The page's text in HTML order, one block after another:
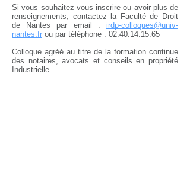
Si vous souhaitez vous inscrire ou avoir plus de
renseignements, contactez la Faculté de Droit
de Nantes par email :
irdp-colloques@univ-
nantes.fr ou par téléphone : 02.40.14.15.65
Colloque agréé au titre de la formation continue
des notaires, avocats et conseils en propriété
Industrielle